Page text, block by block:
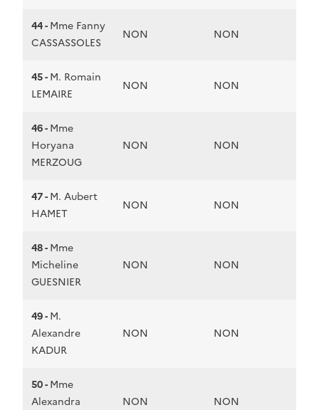
44 -Mme Fanny
CASSASSOLES
NON NON
45 -M. Romain
LEMAIRE
NON NON
46 -Mme
Horyana
MERZOUG
NON NON
47 -M. Aubert
HAMET
NON NON
48 -Mme
Micheline
GUESNIER
NON NON
49 -M.
Alexandre
KADUR
NON NON
50 -Mme
Alexandra
NON NON